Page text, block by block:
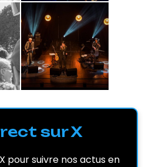
sur X
pour suivre nos actus en